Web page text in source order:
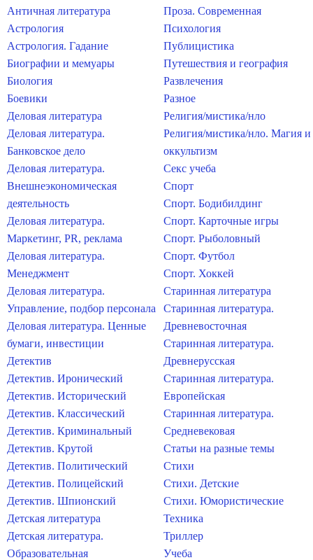
Античная литература
Астрология
Астрология. Гадание
Биографии и мемуары
Биология
Боевики
Деловая литература
Деловая литература.
Банковское дело
Деловая литература.
Внешнеэкономическая
деятельность
Деловая литература.
Маркетинг, PR, реклама
Деловая литература.
Менеджмент
Деловая литература.
Управление, подбор персонала
Деловая литература. Ценные
бумаги, инвестиции
Детектив
Детектив. Иронический
Детектив. Исторический
Детектив. Классический
Детектив. Криминальный
Детектив. Крутой
Детектив. Политический
Детектив. Полицейский
Детектив. Шпионский
Детская литература
Детская литература.
Образовательная
Проза. Современная
Психология
Публицистика
Путешествия и география
Развлечения
Разное
Религия/мистика/нло
Религия/мистика/нло. Магия и
оккультизм
Секс учеба
Спорт
Спорт. Бодибилдинг
Спорт. Карточные игры
Спорт. Рыболовный
Спорт. Футбол
Спорт. Хоккей
Старинная литература
Старинная литература.
Древневосточная
Старинная литература.
Древнерусская
Старинная литература.
Европейская
Старинная литература.
Средневековая
Статьи на разные темы
Стихи
Стихи. Детские
Стихи. Юмористические
Техника
Триллер
Учеба